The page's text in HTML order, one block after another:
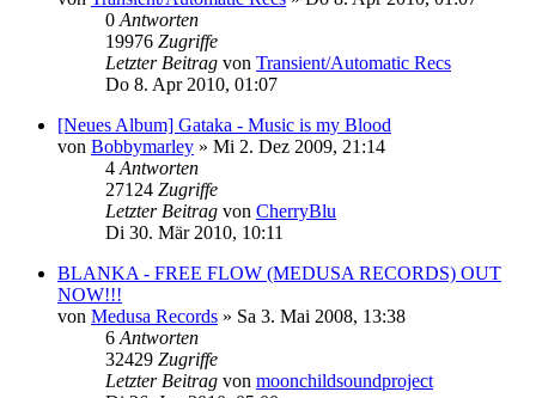
0 Antworten
19976 Zugriffe
Letzter Beitrag von Transient/Automatic Recs
Do 8. Apr 2010, 01:07
[Neues Album] Gataka - Music is my Blood
von Bobbymarley » Mi 2. Dez 2009, 21:14
4 Antworten
27124 Zugriffe
Letzter Beitrag von CherryBlu
Di 30. Mär 2010, 10:11
BLANKA - FREE FLOW (MEDUSA RECORDS) OUT
NOW!!!
von Medusa Records » Sa 3. Mai 2008, 13:38
6 Antworten
32429 Zugriffe
Letzter Beitrag von moonchildsoundproject